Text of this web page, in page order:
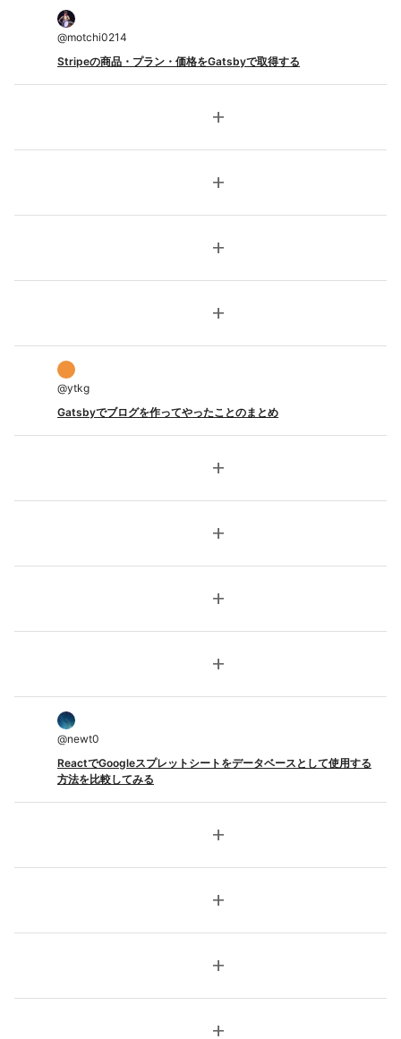
@motchi0214
Stripeの商品・プラン・価格をGatsbyで取得する
add
add
add
add
@ytkg
Gatsbyでブログを作ってやったことのまとめ
add
add
add
add
@newt0
ReactでGoogleスプレットシートをデータベースとして使用する
方法を比較してみる
add
add
add
add